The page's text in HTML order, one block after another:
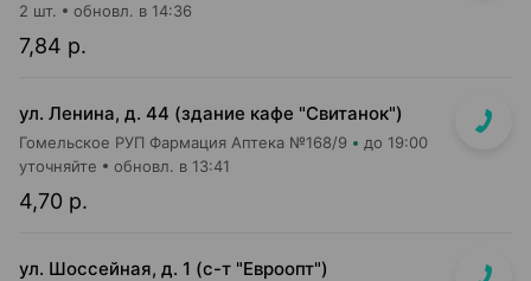
7,84 р.
2 шт. обновл. в 14:36
ул. Ленина, д. 44 (здание кафе "Свитанок")
Гомельское РУП Фармация Аптека №168/9 до 19:00
4,70 р.
уточняйте обновл. в 13:41
ул. Шоссейная, д. 1 (с-т "Евроопт")